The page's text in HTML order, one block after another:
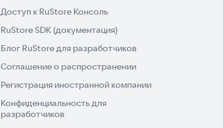
Доступ к RuStore Консоль
RuStore SDK (документация)
Блог RuStore для разработчиков
Соглашение о распространении
Регистрация иностранной компании
Конфиденциальность для
разработчиков